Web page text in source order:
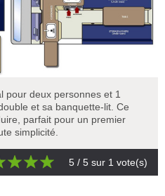
pour deux personnes et 1
et sa banquette-lit. Ce
parfait pour un premier
simplicité.
5 / 5 sur 1 vote(s)